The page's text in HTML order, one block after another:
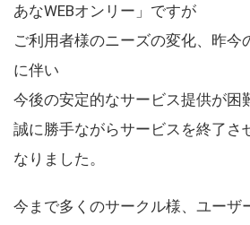
あなWEBオンリー」ですが
ご利用者様のニーズの変化、昨今
に伴い
今後の安定的なサービス提供が困
誠に勝手ながらサービスを終了さ
なりました。
今まで多くのサークル様、ユーザ